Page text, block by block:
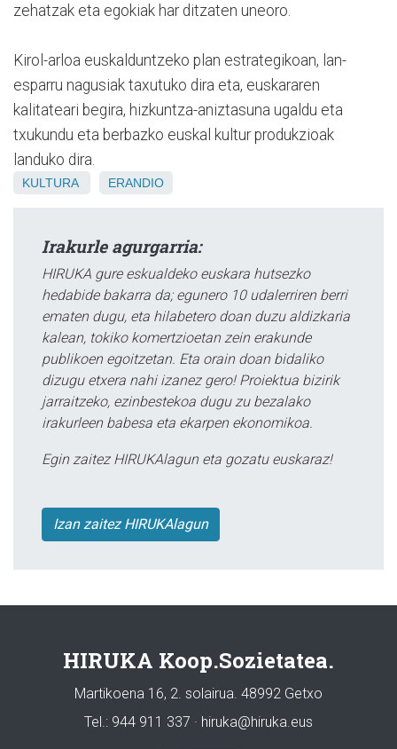
zehatzak eta egokiak har ditzaten uneoro.
Kirol-arloa euskalduntzeko plan estrategikoan, lan-
esparru nagusiak taxutuko dira eta, euskararen
kalitateari begira, hizkuntza-aniztasuna ugaldu eta
txukundu eta berbazko euskal kultur produkzioak
landuko dira.
KULTURA ERANDIO
Irakurle agurgarria:
HIRUKA gure eskualdeko euskara hutsezko
hedabide bakarra da; egunero 10 udalerriren berri
ematen dugu, eta hilabetero doan duzu aldizkaria
kalean, tokiko komertzioetan zein erakunde
publikoen egoitzetan. Eta orain doan bidaliko
dizugu etxera nahi izanez gero! Proiektua bizirik
jarraitzeko, ezinbestekoa dugu zu bezalako
irakurleen babesa eta ekarpen ekonomikoa.
Egin zaitez HIRUKAlagun eta gozatu euskaraz!
Izan zaitez HIRUKAlagun
HIRUKA Koop.Sozietatea.
Martikoena 16, 2. solairua. 48992 Getxo
Tel.: 944 911 337 · hiruka@hiruka.eus